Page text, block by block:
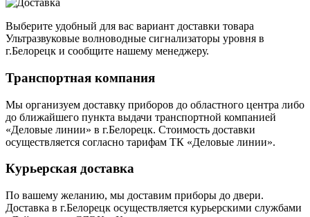
Выберите удобный для вас вариант доставки товара
Ультразвуковые волноводные сигнализаторы уровня в
г.Белорецк и сообщите нашему менеджеру.
Транспортная компания
Мы организуем доставку приборов до областного центра либо
до ближайшего пункта выдачи транспортной компанией
«Деловые линии» в г.Белорецк. Стоимость доставки
осуществляется согласно тарифам ТК «Деловые линии».
Курьерская доставка
По вашему желанию, мы доставим приборы до двери.
Доставка в г.Белорецк осуществляется курьерскими службами